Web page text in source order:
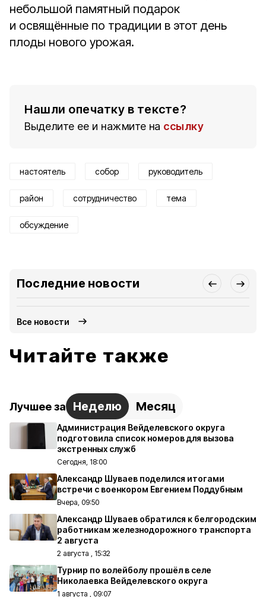
небольшой памятный подарок
и освящённые по традиции в этот день
плоды нового урожая.
Нашли опечатку в тексте?
Выделите ее и нажмите на ссылку
настоятель собор руководитель
район сотрудничество тема
обсуждение
Последние новости
Все новости
Читайте также
Лучшее за Неделю Месяц
Администрация Вейделевского округа
подготовила список номеров для вызова
экстренных служб
Сегодня, 18:00
Александр Шуваев поделился итогами
встречи с военкором Евгением Поддубным
Вчера, 09:50
Александр Шуваев обратился к белгородским
работникам железнодорожного транспорта
2 августа
2 августа , 15:32
Турнир по волейболу прошёл в селе
Николаевка Вейделевского округа
1 августа , 09:07